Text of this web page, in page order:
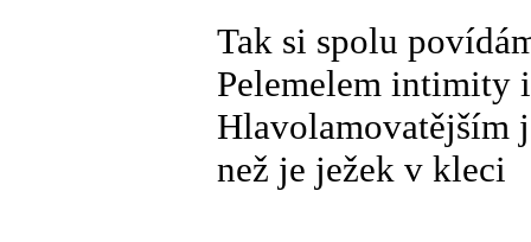
Tak si spolu
Pelemelem intimity
Hlavolamovatějším
než je ježek v kleci